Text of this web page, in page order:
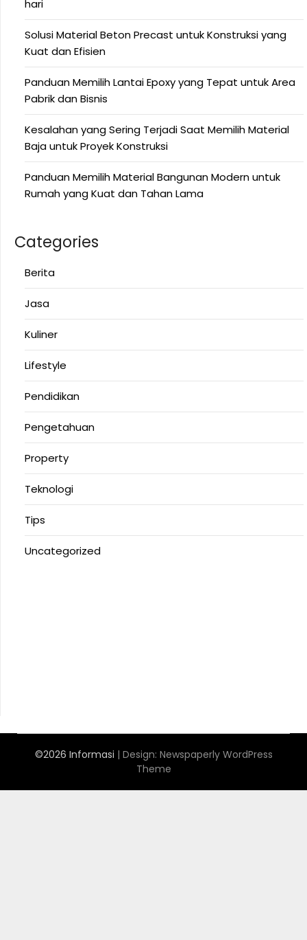
hari
Solusi Material Beton Precast untuk Konstruksi yang
Kuat dan Efisien
Panduan Memilih Lantai Epoxy yang Tepat untuk Area
Pabrik dan Bisnis
Kesalahan yang Sering Terjadi Saat Memilih Material
Baja untuk Proyek Konstruksi
Panduan Memilih Material Bangunan Modern untuk
Rumah yang Kuat dan Tahan Lama
Categories
Berita
Jasa
Kuliner
Lifestyle
Pendidikan
Pengetahuan
Property
Teknologi
Tips
Uncategorized
©2026 Informasi | Design: Newspaperly WordPress
Theme